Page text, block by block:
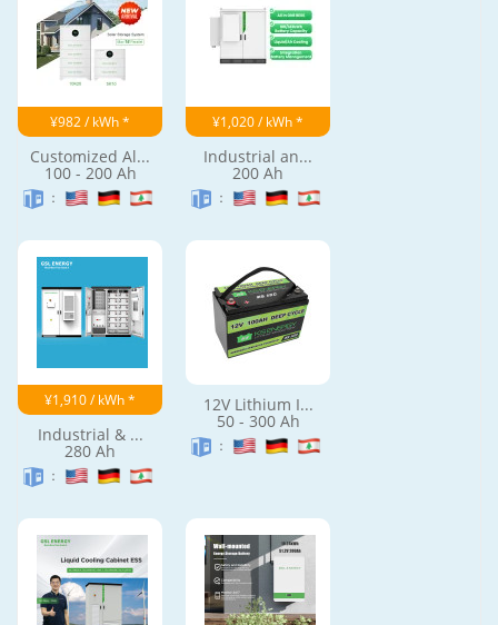
¥982 / kWh *
Customized Al...
100 - 200 Ah
：
¥1,020 / kWh *
Industrial an...
200 Ah
：
¥1,910 / kWh *
Industrial & ...
280 Ah
：
12V Lithium I...
50 - 300 Ah
：